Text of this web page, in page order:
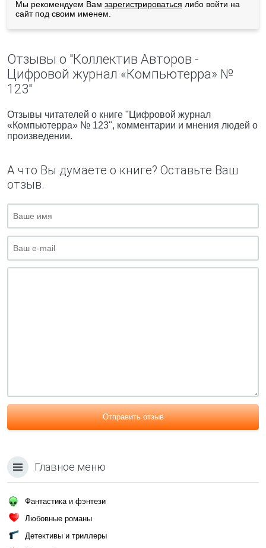
Мы рекомендуем Вам зарегистрироваться либо войти на
сайт под своим именем.
Отзывы о "Коллектив Авторов -
Цифровой журнал «Компьютерра» №
123"
Отзывы читателей о книге "Цифровой журнал
«Компьютерра» № 123", комментарии и мнения людей о
произведении.
А что Вы думаете о книге? Оставьте Ваш
отзыв.
Отправить отзыв
Главное меню
Фантастика и фэнтези
Любовные романы
Детективы и триллеры